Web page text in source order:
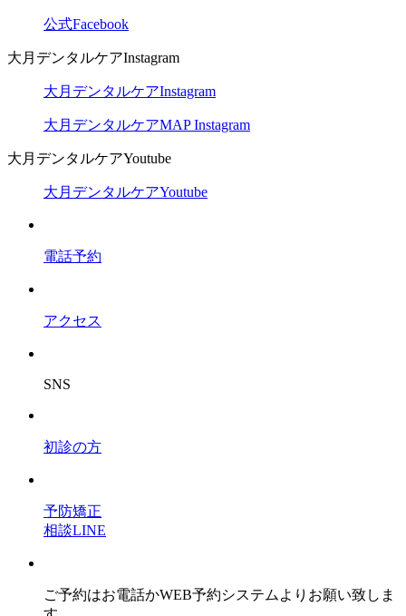
公式Facebook
大月デンタルケアInstagram
大月デンタルケアInstagram
大月デンタルケアMAP Instagram
大月デンタルケアYoutube
大月デンタルケアYoutube
電話予約
アクセス
SNS
初診の方
予防矯正
相談LINE
ご予約はお電話かWEB予約システムよりお願い致しま